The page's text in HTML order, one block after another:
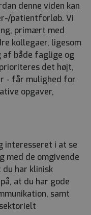
denne viden kan
patientforløb. Vi
primært med
kollegaer, ligesom
af både faglige og
det højt,
- får mulighed for
opgaver,
interesseret i at se
med de omgivende
har klinisk
at du har gode
samt